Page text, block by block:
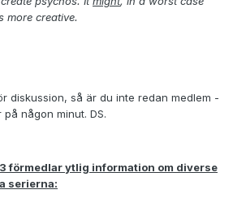
more creative.
diskussion, så är du inte redan medlem -
någon minut. DS.
förmedlar ytlig information om diverse
serierna: